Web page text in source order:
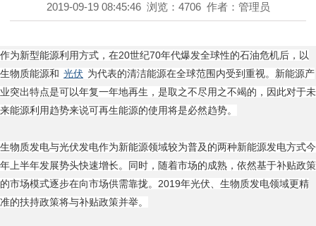
2019-09-19 08:45:46 浏览：4706 作者：管理员
作为新型能源利用方式，在20世纪70年代爆发全球性的石油危机后，以
生物质能源和 光伏 为代表的清洁能源在全球范围内受到重视。新能源产
业突出特点是可以年复一年地再生，是取之不尽用之不竭的，因此对于未
来能源利用趋势来说可再生能源的使用将是必然趋势。
生物质发电与光伏发电作为新能源领域较为普及的两种新能源发电方式今
年上半年发展势头快速增长。同时，随着市场的成熟，依然基于补贴政策
的市场模式逐步在向市场供需靠拢。2019年光伏、生物质发电领域更精
准的扶持政策将与补贴政策并举。